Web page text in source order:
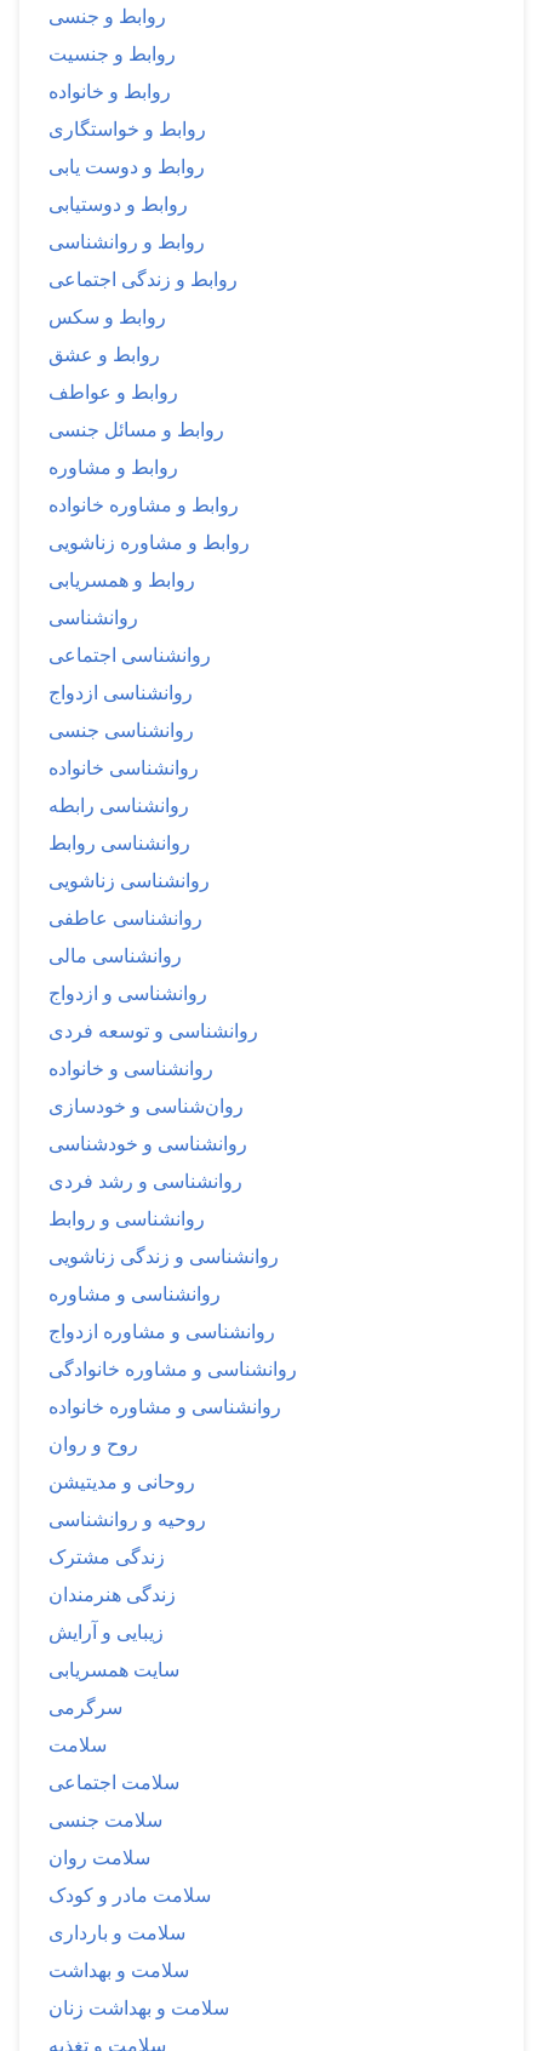
روابط و جنسی
روابط و جنسیت
روابط و خانواده
روابط و خواستگاری
روابط و دوست یابی
روابط و دوستیابی
روابط و روانشناسی
روابط و زندگی اجتماعی
روابط و سکس
روابط و عشق
روابط و عواطف
روابط و مسائل جنسی
روابط و مشاوره
روابط و مشاوره خانواده
روابط و مشاوره زناشویی
روابط و همسریابی
روانشناسی
روانشناسی اجتماعی
روانشناسی ازدواج
روانشناسی جنسی
روانشناسی خانواده
روانشناسی رابطه
روانشناسی روابط
روانشناسی زناشویی
روانشناسی عاطفی
روانشناسی مالی
روانشناسی و ازدواج
روانشناسی و توسعه فردی
روانشناسی و خانواده
روان‌شناسی و خودسازی
روانشناسی و خودشناسی
روانشناسی و رشد فردی
روانشناسی و روابط
روانشناسی و زندگی زناشویی
روانشناسی و مشاوره
روانشناسی و مشاوره ازدواج
روانشناسی و مشاوره خانوادگی
روانشناسی و مشاوره خانواده
روح و روان
روحانی و مدیتیشن
روحیه و روانشناسی
زندگی مشترک
زندگی هنرمندان
زیبایی و آرایش
سایت همسریابی
سرگرمی
سلامت
سلامت اجتماعی
سلامت جنسی
سلامت روان
سلامت مادر و کودک
سلامت و بارداری
سلامت و بهداشت
سلامت و بهداشت زنان
سلامت و تغذیه